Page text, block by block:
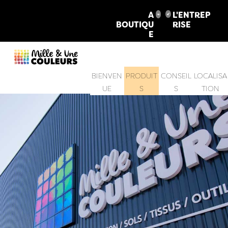
A
BOUTIQU
E
L'ENTREP
RISE
BIENVEN
UE
PRODUIT
S
CONSEIL
S
LOCALISA
TION